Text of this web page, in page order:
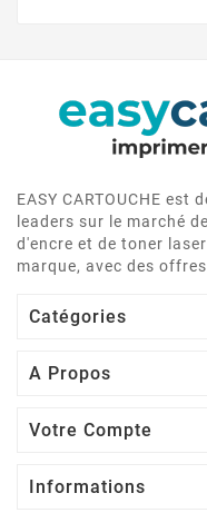
EASY CARTOUCHE est
leaders sur le marché
d'encre et de toner
marque, avec des
Catégories
A Propos
Votre Compte
Informations